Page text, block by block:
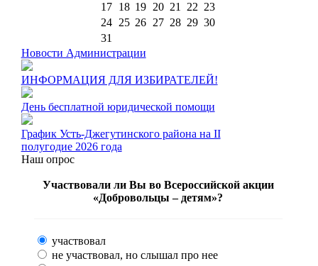
17 18 19 20 21 22 23
24 25 26 27 28 29 30
31
Новости Администрации
ИНФОРМАЦИЯ ДЛЯ ИЗБИРАТЕЛЕЙ!
День бесплатной юридической помощи
График Усть-Джегутинского района на II
полугодие 2026 года
Наш опрос
Участвовали ли Вы во Всероссийской акции
«Добровольцы – детям»?
участвовал
не участвовал, но слышал про нее